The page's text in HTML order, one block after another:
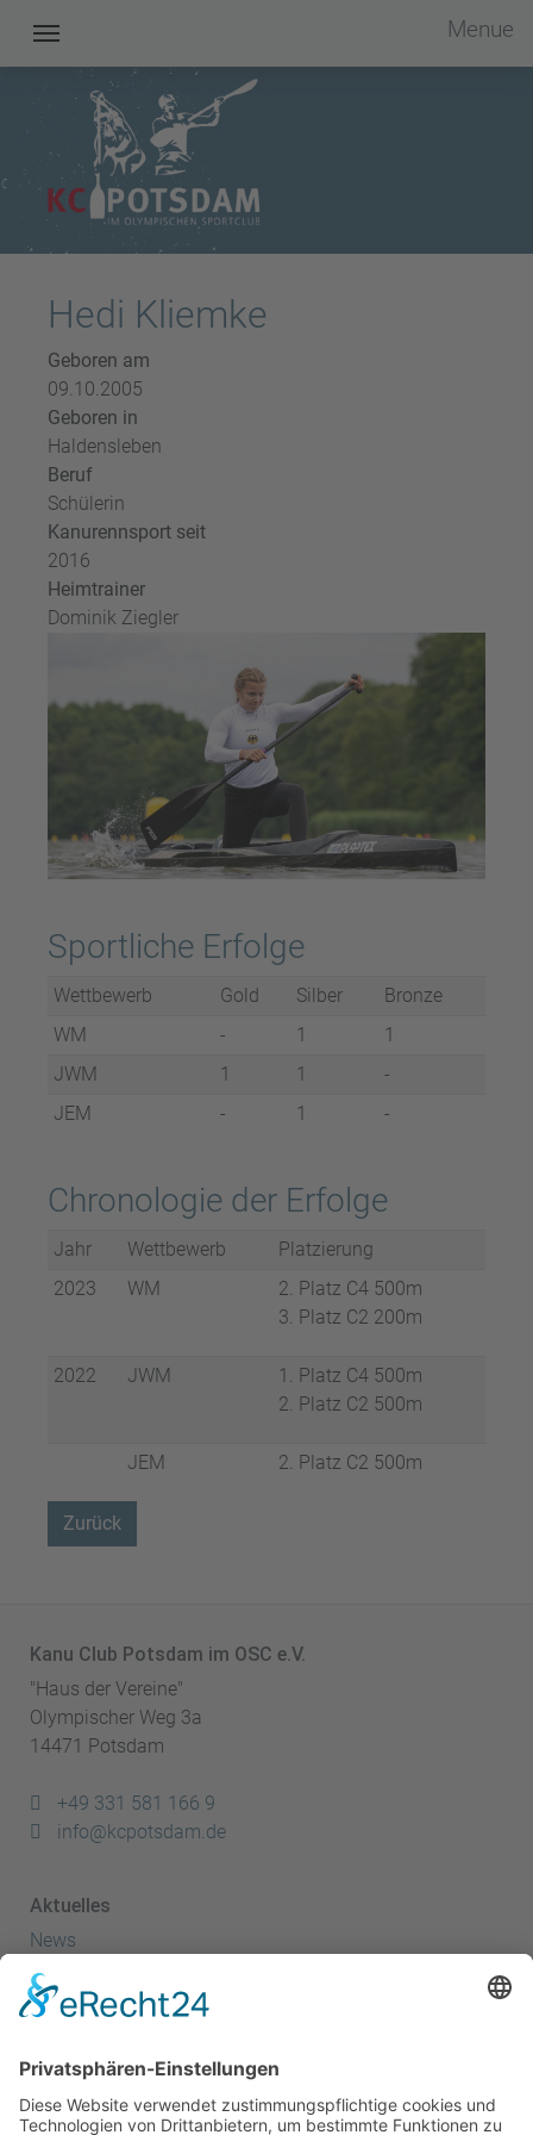
Kanu Club Potsdam im OSC e.V. Menue
Hedi Kliemke
Geboren am
09.10.2005
Geboren in
Haldensleben
Beruf
Schülerin
Kanurennsport seit
2016
Heimtrainer
Dominik Ziegler
Sportliche Erfolge
Wettbewerb Gold Silber
Bronze
WM
- 1
1
JWM
1 1
-
JEM
- 1 -
Chronologie der Erfolge
Jahr Wettbewerb
Platzierung
2023
WM
2. Platz C4 500m
3. Platz C2 200m
2022 JWM
1. Platz C4 500m
2. Platz C2 500m
JEM 2. Platz C2 500m
Zurück
Kanu Club Potsdam im OSC e.V.
"Haus der Vereine"
Olympischer Weg 3a
14471 Potsdam
+49 331 581 166 9
info@kcpotsdam.de
Aktuelles
News
Termine
Kanuspitze
Kanusport
Sportler